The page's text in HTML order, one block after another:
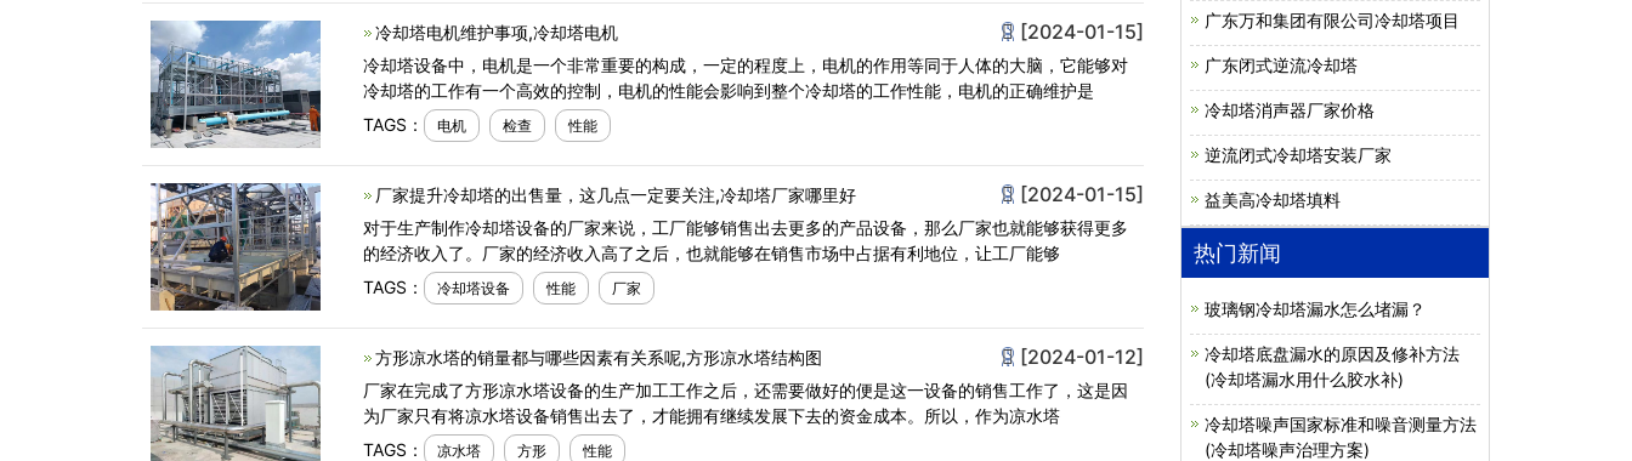
冷却塔电机维护事项,冷却塔电机 [2024-01-15]
冷却塔设备中，电机是一个非常重要的构成，一定的程度上，电机的作用等同于人体的大脑，它能够对
冷却塔的工作有一个高效的控制，电机的性能会影响到整个冷却塔的工作性能，电机的正确维护是
TAGS：
电机 检查 性能
厂家提升冷却塔的出售量，这几点一定要关注,冷却塔厂家哪里好 [2024-01-15]
对于生产制作冷却塔设备的厂家来说，工厂能够销售出去更多的产品设备，那么厂家也就能够获得更多
的经济收入了。厂家的经济收入高了之后，也就能够在销售市场中占据有利地位，让工厂能够
TAGS：
冷却塔设备 性能 厂家
方形凉水塔的销量都与哪些因素有关系呢,方形凉水塔结构图 [2024-01-12]
厂家在完成了方形凉水塔设备的生产加工工作之后，还需要做好的便是这一设备的销售工作了，这是因
为厂家只有将凉水塔设备销售出去了，才能拥有继续发展下去的资金成本。所以，作为凉水塔
TAGS：
凉水塔 方形 性能
广东万和集团有限公司冷却塔项目
广东闭式逆流冷却塔
冷却塔消声器厂家价格
逆流闭式冷却塔安装厂家
益美高冷却塔填料
热门新闻
玻璃钢冷却塔漏水怎么堵漏？
冷却塔底盘漏水的原因及修补方法
(冷却塔漏水用什么胶水补)
冷却塔噪声国家标准和噪音测量方法
(冷却塔噪声治理方案)